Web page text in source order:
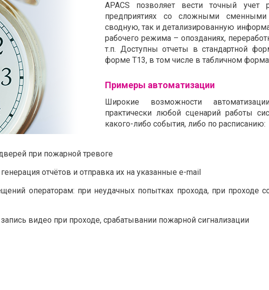
APACS позволяет вести точный
предприятиях со сложными сменными
сводную, так и детализированную
рабочего режима – опозданиях,
т.п. Доступны отчеты в стандартной
форме Т13, в том числе в табличном
Примеры автоматизации
Широкие возможности
практически любой сценарий работы
какого-либо события, либо по расписанию:
при пожарной тревоге
отчётов и отправка их на указанные e-mail
операторам: при неудачных попытках прохода, при проходе
видео при проходе, срабатывании пожарной сигнализации